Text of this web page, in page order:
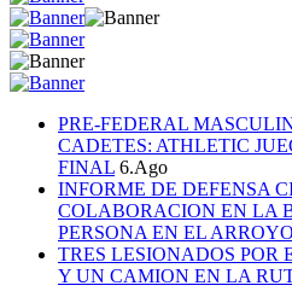
PRE-FEDERAL
CADETES: ATHLETIC
FINAL 6.Ago
INFORME DE DEFENSA
COLABORACION EN LA
PERSONA EN EL
TRES LESIONADOS POR
Y UN CAMION EN LA